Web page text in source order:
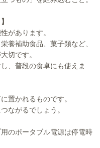
があります。
養補助食品、菓子類など、
切です。
、普段の食卓にも使えま
置かれるものです。
ながるでしょう。
のポータブル電源は停電時